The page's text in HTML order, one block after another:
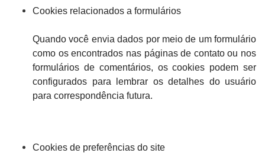
Cookies relacionados a formulários
Quando você envia dados por meio de um formulário
como os encontrados nas páginas de contato ou nos
formulários de comentários, os cookies podem ser
configurados para lembrar os detalhes do usuário
para correspondência futura.
Cookies de preferências do site